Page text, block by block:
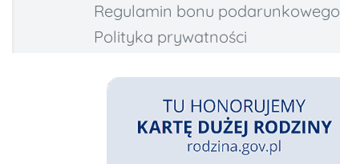
Regulamin bonu podarunkowego
Polityka prywatności